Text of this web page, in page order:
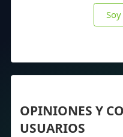
OPINIONES Y
USUARIOS